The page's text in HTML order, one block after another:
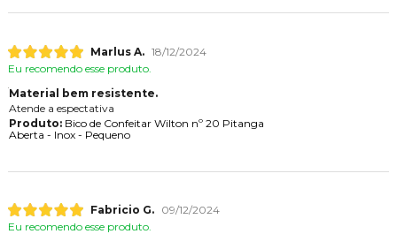
Marlus A. 18/12/2024
Eu recomendo esse produto.
Material bem resistente.
Atende a espectativa
Produto:Bico de Confeitar Wilton nº 20 Pitanga
Aberta - Inox - Pequeno
Fabricio G.
09/12/2024
Eu recomendo esse produto.